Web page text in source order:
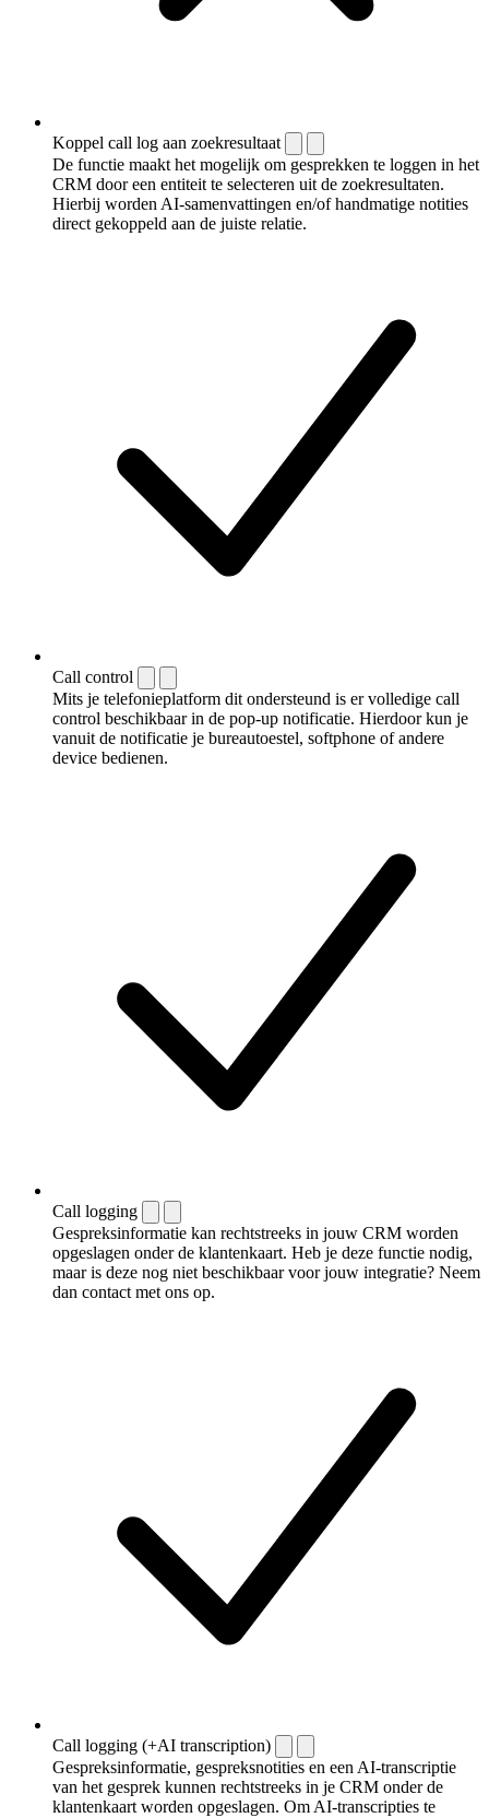
Koppel call log aan zoekresultaat
De functie maakt het mogelijk om gesprekken te loggen in het
CRM door een entiteit te selecteren uit de zoekresultaten.
Hierbij worden AI-samenvattingen en/of handmatige notities
direct gekoppeld aan de juiste relatie.
Call control
Mits je telefonieplatform dit ondersteund is er volledige call
control beschikbaar in de pop-up notificatie. Hierdoor kun je
vanuit de notificatie je bureautoestel, softphone of andere
device bedienen.
Call logging
Gespreksinformatie kan rechtstreeks in jouw CRM worden
opgeslagen onder de klantenkaart. Heb je deze functie nodig,
maar is deze nog niet beschikbaar voor jouw integratie? Neem
dan contact met ons op.
Call logging (+AI transcription)
Gespreksinformatie, gespreksnotities en een AI-transcriptie
van het gesprek kunnen rechtstreeks in je CRM onder de
klantenkaart worden opgeslagen. Om AI-transcripties te